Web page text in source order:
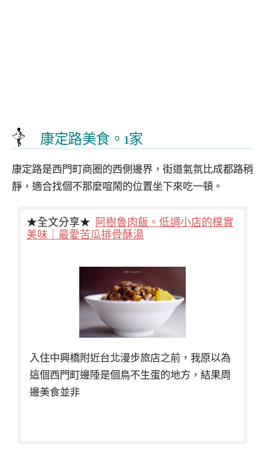
康定路美食。1家
康定路是西門町商圈的西側邊界，街道氣氛比成都路稍
靜，適合找個不那麼喧鬧的位置坐下來吃一頓。
★全文分享★ 阿樹魯肉飯。低調小店的樸實
美味｜最愛苦瓜排骨酥湯
入住中興橋附近台北漫步旅店之前，我原以為
這個西門町邊陲是個鳥不生蛋的地方，結果周
邊美食並非